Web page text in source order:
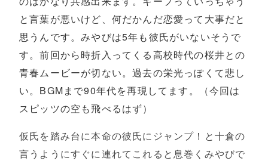
と言葉が悪いけど、何だかんだ恋愛って大事だと
思うんです。みやびは5年も彼氏がいないそうで
す。前回から時折入ってくる高校時代の桜井との
青春ムービーが切ない。過去の栄光っぽくて悲し
い。BGMまで90年代を再現してます。（今回は
スピッツの空も飛べるはず）
仮氏を踏み台に本命の彼氏にジャンプ！と十倉の
言うようにすぐに連れてこれると息巻くみやびで